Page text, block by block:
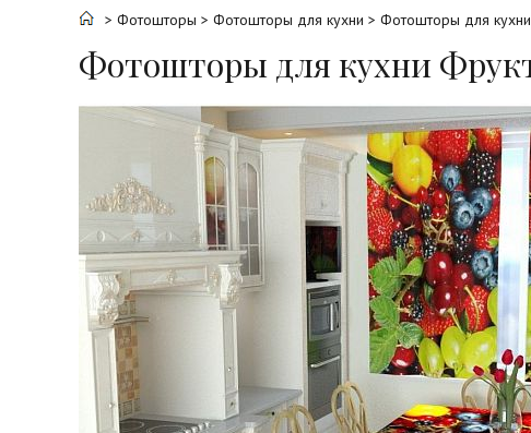
> Фотошторы > Фотошторы для кухни > Фотошторы для
Фотошторы для кухни